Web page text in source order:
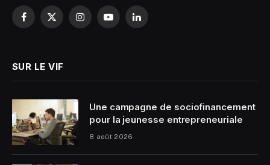
Facebook
X
InstagramYouTubeLinkedIn
SUR LE VIF
Une campagne de sociofinancement
pour la jeunesse entrepreneuriale
8 août 2026